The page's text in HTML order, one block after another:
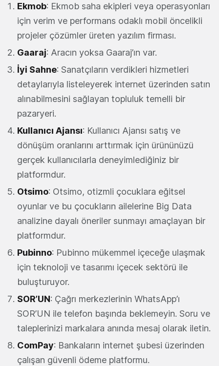
Ekmob: Ekmob saha ekipleri veya operasyonları
için verim ve performans odaklı mobil öncelikli
projeler çözümler üreten yazılım firması.
Gaaraj: Aracın yoksa Gaaraj’ın var.
İyi Sahne: Sanatçıların verdikleri hizmetleri
detaylarıyla listeleyerek internet üzerinden satın
alınabilmesini sağlayan topluluk temelli bir
pazaryeri.
Kullanıcı Ajansı: Kullanıcı Ajansı satış ve
dönüşüm oranlarını arttırmak için ürününüzü
gerçek kullanıcılarla deneyimlediğiniz bir
platformdur.
Otsimo: Otsimo, otizmli çocuklara eğitsel
oyunlar ve bu çocukların ailelerine Big Data
analizine dayalı öneriler sunmayı amaçlayan bir
platformdur.
Pubinno: Pubinno mükemmel içeceğe ulaşmak
için teknoloji ve tasarımı içecek sektörü ile
buluşturuyor.
SOR’UN: Çağrı merkezlerinin WhatsApp’ı
SOR’UN ile telefon başında beklemeyin. Soru ve
taleplerinizi markalara anında mesaj olarak iletin.
ComPay: Bankaların internet şubesi üzerinden
çalışan güvenli ödeme platformu.